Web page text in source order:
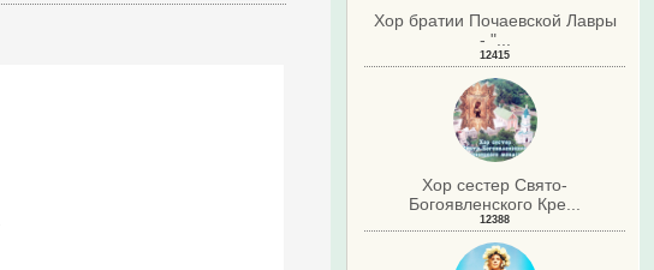
Хор братии Почаевской Лавры
- "...
12415
Хор сестер Свято-
Богоявленского Кре...
12388